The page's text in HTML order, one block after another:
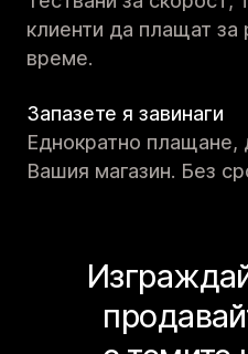
клиенти да плащат за
време.
Запазете я завинаги
Еднократно плащане,
Вашия магазин. Без